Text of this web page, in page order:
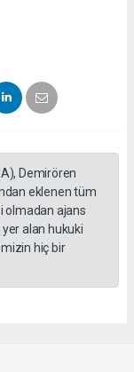
Demirören
eklenen tüm
olmadan ajans
alan hukuki
hiç bir